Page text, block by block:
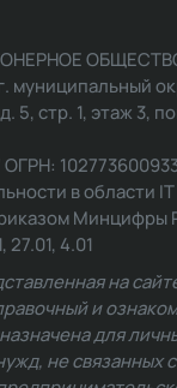
муниципальный
5, стр. 1, этаж 3,
в области
Минцифры
4.01
на
и
для
не связанных с